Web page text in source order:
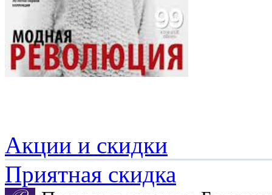
Акции и скидки
Приятная скидка